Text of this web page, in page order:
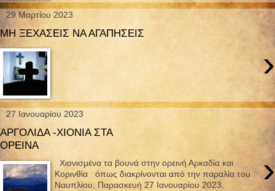
29 Μαρτίου 2023
ΜΗ ΞΕΧΑΣΕΙΣ ΝΑ ΑΓΑΠΗΣΕΙΣ
›
27 Ιανουαρίου 2023
ΑΡΓΟΛΙΔΑ -ΧΙΟΝΙΑ ΣΤΑ
ΟΡΕΙΝΑ
›
Χιονισμένα τα βουνά στην ορεινή Αρκαδία και
Κορινθία όπως διακρίνονται από την παραλία του
Ναυπλίου, Παρασκευή 27 Ιανουαρίου 2023.